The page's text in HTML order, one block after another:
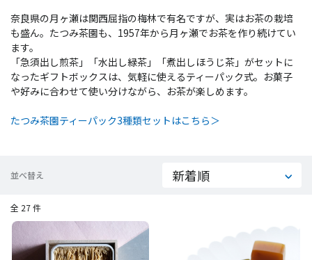
奈良県の月ヶ瀬は関西屈指の梅林で有名ですが、実はお茶の栽培
も盛ん。たつみ茶園も、1957年から月ヶ瀬でお茶を作り続けてい
ます。
「急須出し煎茶」「水出し緑茶」「煮出しほうじ茶」がセットに
なったギフトボックスは、気軽に使えるティーパック式。お菓子
や好みに合わせて使い分けながら、お茶が楽しめます。
たつみ茶園ティーパック3種類セットはこちら＞
並べ替え
全 27 件